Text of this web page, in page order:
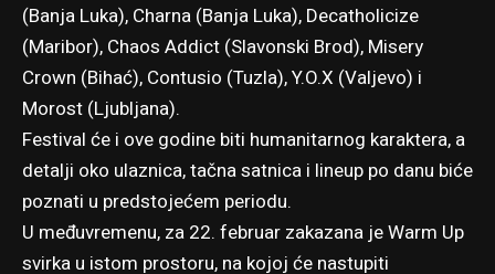
(Banja Luka), Charna (Banja Luka), Decatholicize
(Maribor), Chaos Addict (Slavonski Brod), Misery
Crown (Bihać), Contusio (Tuzla), Y.O.X (Valjevo) i
Morost (Ljubljana).
Festival će i ove godine biti humanitarnog karaktera, a
detalji oko ulaznica, tačna satnica i lineup po danu biće
poznati u predstojećem periodu.
U međuvremenu, za 22. februar zakazana je Warm Up
svirka u istom prostoru, na kojoj će nastupiti